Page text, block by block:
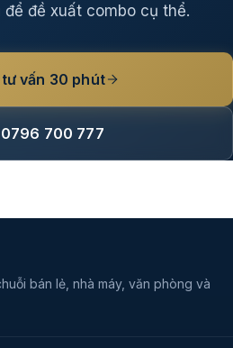
đề xuất combo cụ thể.
vấn 30 phút
0796 700 777
bán lẻ, nhà máy, văn phòng và